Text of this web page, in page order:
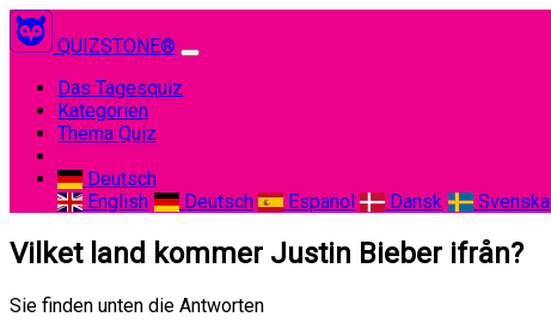
QUIZSTONE®
Das Tagesquiz
Kategorien
Thema Quiz
Deutsch
English
Deutsch Espanol Dansk Svenska
Vilket land kommer Justin Bieber ifrån?
Sie finden unten die Antworten